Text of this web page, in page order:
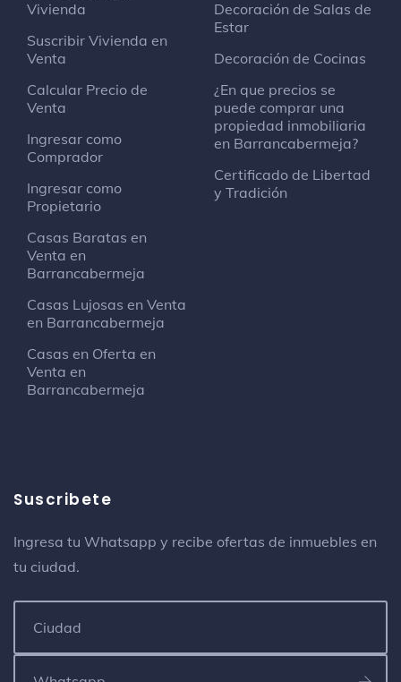
Tienda de vinos y licores
Bar
Otros lugares al aire libre
Hamburguesería
Colegio terciario
Hamburguesería
Vivienda
Suscribir Vivienda en
Venta
Calcular Precio de
Venta
Ingresar como
Comprador
Ingresar como
Propietario
Casas Baratas en
Venta en
Barrancabermeja
Casas Lujosas en Venta
en Barrancabermeja
Casas en Oferta en
Venta en
Barrancabermeja
Decoración de Salas de
Estar
Decoración de Cocinas
¿En que precios se
puede comprar una
propiedad inmobiliaria
en Barrancabermeja?
Certificado de Libertad
y Tradición
Suscribete
Ingresa tu Whatsapp y recibe ofertas de inmuebles en
tu ciudad.